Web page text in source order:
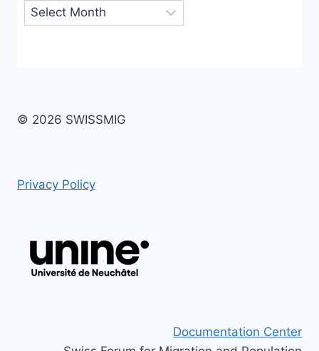
Archives
© 2026 SWISSMIG
Privacy Policy
Documentation Center